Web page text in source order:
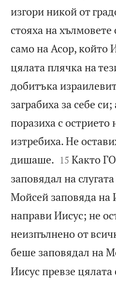
изгори никой от
стояха на
само на Асор, който
цялата плячка на
добитъка
заграбиха за себе
поразиха с острието
изтребиха. Не
дишаше. 

15 Както
заповядал на
Мойсей заповяда на
направи Иисус; не
неизпълнено от
беше заповядал на
Иисус превзе